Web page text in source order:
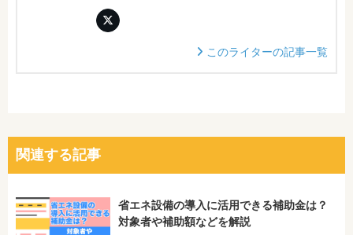
このライターの記事一覧
関連する記事
省エネ設備の導入に活用できる補助金は？
対象者や補助額などを解説